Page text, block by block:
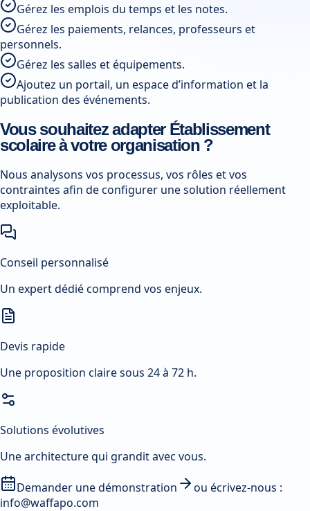
Gérez les emplois du temps et les notes.
Gérez les paiements, relances, professeurs et
personnels.
Gérez les salles et équipements.
Ajoutez un portail, un espace d’information et la
publication des événements.
Vous souhaitez adapter Établissement
scolaire à votre organisation ?
Nous analysons vos processus, vos rôles et vos
contraintes afin de configurer une solution réellement
exploitable.
Conseil personnalisé
Un expert dédié comprend vos enjeux.
Devis rapide
Une proposition claire sous 24 à 72 h.
Solutions évolutives
Une architecture qui grandit avec vous.
Demander une démonstration
ou écrivez-nous :
info@waffapo.com